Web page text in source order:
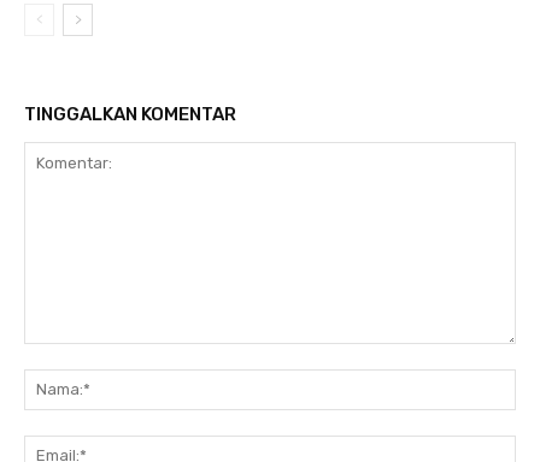
TINGGALKAN KOMENTAR